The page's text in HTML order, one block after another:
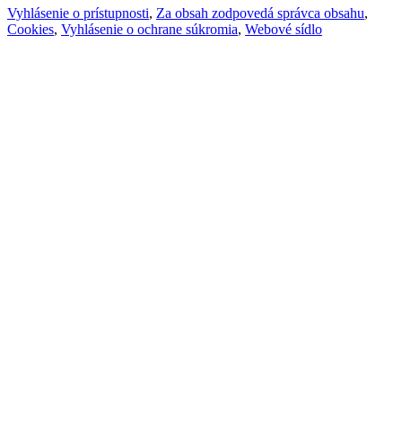
Vyhlásenie o prístupnosti, Za obsah zodpovedá správca obsahu,
Cookies, Vyhlásenie o ochrane súkromia, Webové sídlo